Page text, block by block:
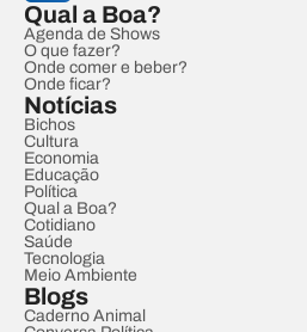
Qual a Boa?
Agenda de Shows
O que fazer?
Onde comer e beber?
Onde ficar?
Notícias
Bichos
Cultura
Economia
Educação
Política
Qual a Boa?
Cotidiano
Saúde
Tecnologia
Meio Ambiente
Blogs
Caderno Animal